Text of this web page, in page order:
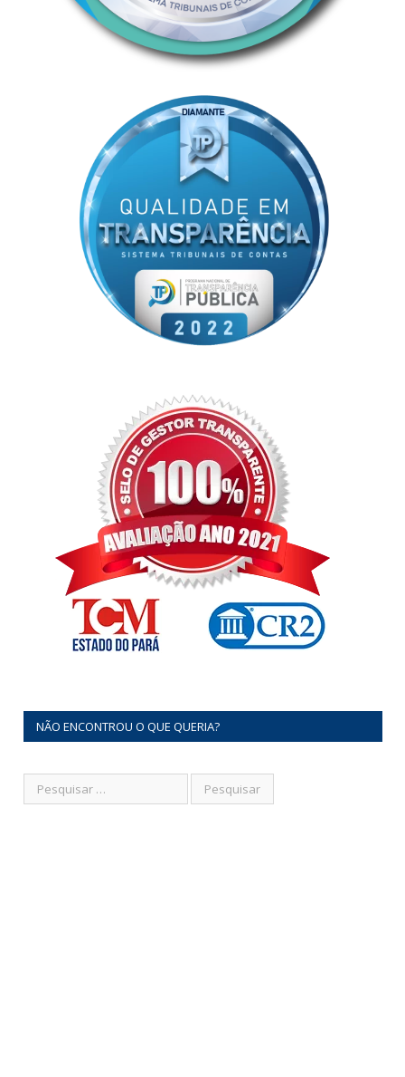
NÃO ENCONTROU O QUE QUERIA?